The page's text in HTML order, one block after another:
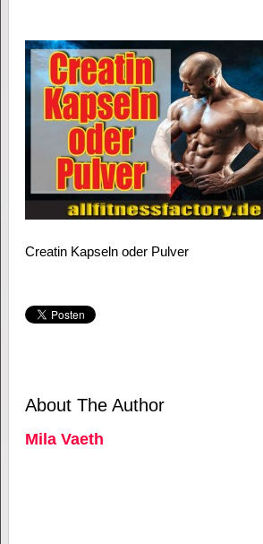
Creatin Kapseln oder Pulver
About The Author
Mila Vaeth